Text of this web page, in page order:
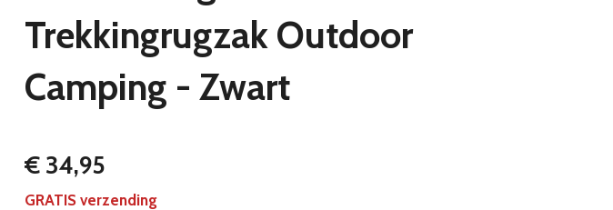
Trekkingrugzak Outdoor
Camping - Zwart
€ 34,95
GRATIS verzending